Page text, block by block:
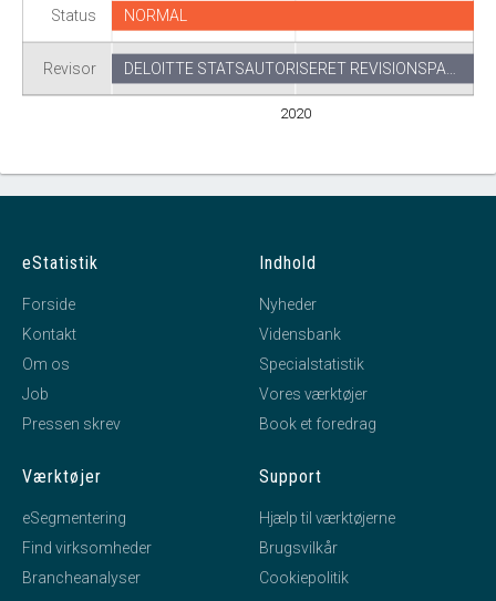
Status
Revisor
2020
NORMAL
DELOITTE STATSAUTORISERET REVISIONSPA…
eStatistik
Forside
Kontakt
Om os
Job
Pressen skrev
Indhold
Nyheder
Vidensbank
Specialstatistik
Vores værktøjer
Book et foredrag
Værktøjer
eSegmentering
Find virksomheder
Brancheanalyser
Support
Hjælp til værktøjerne
Brugsvilkår
Cookiepolitik